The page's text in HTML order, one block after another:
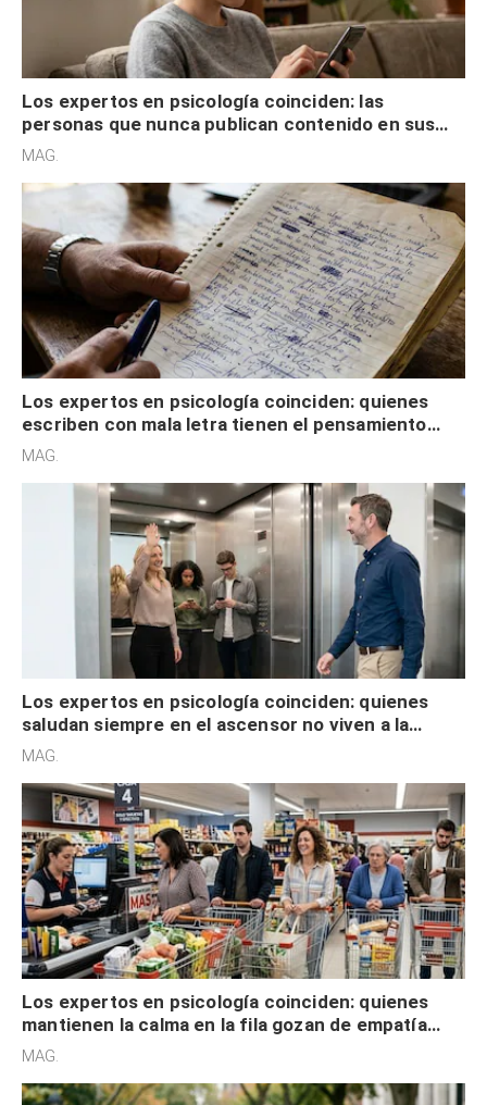
Los expertos en psicología coinciden: las
personas que nunca publican contenido en sus
redes sociales no pretenden buscar validación
MAG.
Los expertos en psicología coinciden: quienes
escriben con mala letra tienen el pensamiento
acelerado y no lo hacen por desinterés
MAG.
Los expertos en psicología coinciden: quienes
saludan siempre en el ascensor no viven a la
defensiva y tienen apertura social
MAG.
Los expertos en psicología coinciden: quienes
mantienen la calma en la fila gozan de empatía
cognitiva, gratitud y no solo tienen autocontrol
MAG.